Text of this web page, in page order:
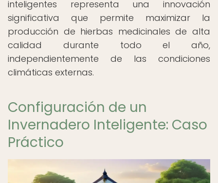
inteligentes representa una innovación
significativa que permite maximizar la
producción de hierbas medicinales de alta
calidad durante todo el año,
independientemente de las condiciones
climáticas externas.
Configuración de un
Invernadero Inteligente: Caso
Práctico